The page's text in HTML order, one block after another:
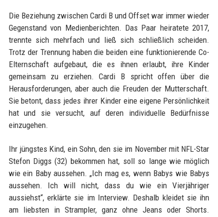
Die Beziehung zwischen Cardi B und Offset war immer wieder
Gegenstand von Medienberichten. Das Paar heiratete 2017,
trennte sich mehrfach und ließ sich schließlich scheiden.
Trotz der Trennung haben die beiden eine funktionierende Co-
Elternschaft aufgebaut, die es ihnen erlaubt, ihre Kinder
gemeinsam zu erziehen. Cardi B spricht offen über die
Herausforderungen, aber auch die Freuden der Mutterschaft.
Sie betont, dass jedes ihrer Kinder eine eigene Persönlichkeit
hat und sie versucht, auf deren individuelle Bedürfnisse
einzugehen.
Ihr jüngstes Kind, ein Sohn, den sie im November mit NFL-Star
Stefon Diggs (32) bekommen hat, soll so lange wie möglich
wie ein Baby aussehen. „Ich mag es, wenn Babys wie Babys
aussehen. Ich will nicht, dass du wie ein Vierjähriger
aussiehst“, erklärte sie im Interview. Deshalb kleidet sie ihn
am liebsten in Strampler, ganz ohne Jeans oder Shorts.